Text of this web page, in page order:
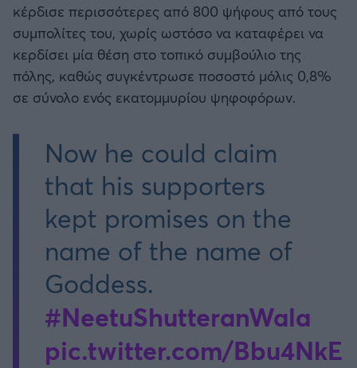
κέρδισε περισσότερες από 800 ψήφους από τους
συμπολίτες του, χωρίς ωστόσο να καταφέρει να
κερδίσει μία θέση στο τοπικό συμβούλιο της
πόλης, καθώς συγκέντρωσε ποσοστό μόλις 0,8%
σε σύνολο ενός εκατομμυρίου ψηφοφόρων.
Now he could claim
that his supporters
kept promises on the
name of the name of
Goddess.
#NeetuShutteranWala
pic.twitter.com/